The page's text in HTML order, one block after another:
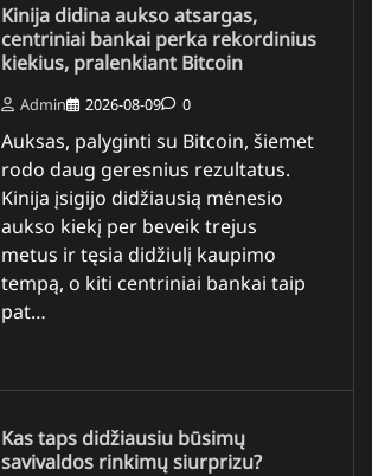
Kinija didina aukso atsargas,
centriniai bankai perka rekordinius
kiekius, pralenkiant Bitcoin
Admin 2026-08-09 0
Auksas, palyginti su Bitcoin, šiemet
rodo daug geresnius rezultatus.
Kinija įsigijo didžiausią mėnesio
aukso kiekį per beveik trejus
metus ir tęsia didžiulį kaupimo
tempą, o kiti centriniai bankai taip
pat…
Kas taps didžiausiu būsimų
savivaldos rinkimų siurprizu?